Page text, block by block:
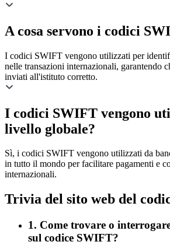
A cosa servono i codici
I codici SWIFT vengono utilizzati per
nelle transazioni internazionali, garantendo
inviati all'istituto corretto.
I codici SWIFT vengono
livello globale?
Sì, i codici SWIFT vengono utilizzati da
in tutto il mondo per facilitare pagamenti e
internazionali.
Trivia del sito web del
1. Come trovare o
sul codice SWIFT?